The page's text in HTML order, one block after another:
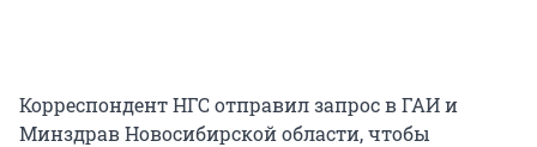
Корреспондент НГС отправил запрос в ГАИ и
Минздрав Новосибирской области, чтобы